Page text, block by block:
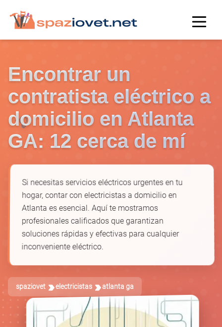
💡
⚡
🛠️
Encontrar un
contratista eléctrico a
domicilio en Atlanta
GA: 12 cerca de mí
Si necesitas servicios eléctricos urgentes en tu
hogar, contar con electricistas a domicilio en
Atlanta es esencial. Aquí te mostramos
profesionales calificados que garantizan
soluciones rápidas y efectivas para cualquier
inconveniente eléctrico.
spaziovet electricistas atlanta ga